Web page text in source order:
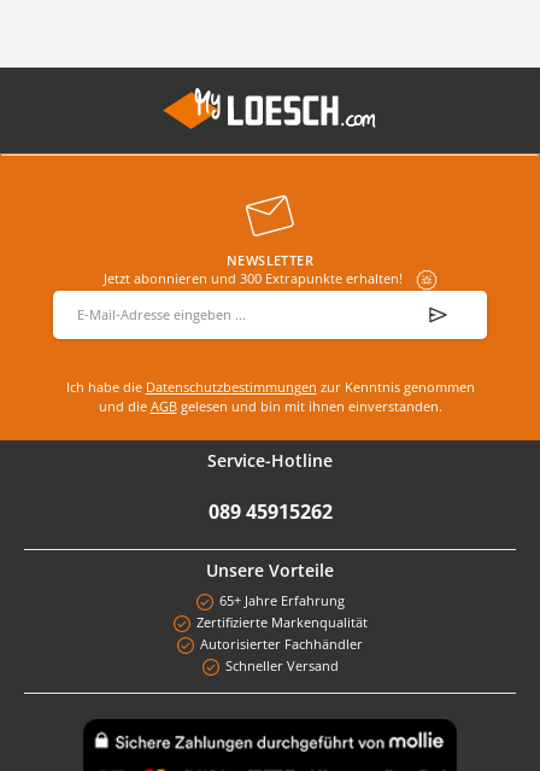
NEWSLETTER
Jetzt abonnieren und 300 Extrapunkte erhalten!
E-Mail-Adresse
Ich habe die Datenschutzbestimmungen zur Kenntnis genommen
und die AGBgelesen und bin mit ihnen einverstanden.
Service-Hotline
089 45915262
Unsere Vorteile
65+ Jahre Erfahrung
Zertifizierte Markenqualität
Autorisierter Fachhändler
Schneller Versand